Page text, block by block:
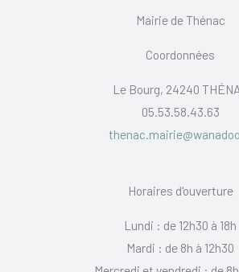
Mairie de Thénac
Coordonnées
Le Bourg, 24240
05.53.58.43.63
Horaires d'ouverture
Lundi : de 12h30 à 18h
Mardi : de 8h à 12h30